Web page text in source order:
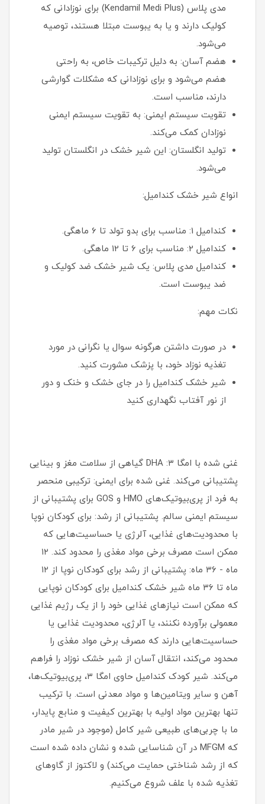
مدی پلاس (Kendamil Medi Plus) برای نوزادانی که
کولیک دارند و یا به یبوست مبتلا هستند، توصیه
می‌شود.
هضم آسان: به دلیل ترکیبات خاص، به راحتی
هضم می‌شود و برای نوزادانی که مشکلات گوارشی
دارند، مناسب است.
تقویت سیستم ایمنی: به تقویت سیستم ایمنی
نوزادان کمک می‌کند.
تولید انگلستان: این شیر خشک در انگلستان تولید
می‌شود.
انواع شیر خشک کندامیل:
کندامیل 1: مناسب برای بدو تولد تا 6 ماهگی.
کندامیل 2: مناسب برای 6 تا 12 ماهگی.
کندامیل مدی پلاس: یک شیر خشک ضد کولیک و
ضد یبوست است.
نکات مهم:
در صورت داشتن هرگونه سوال یا نگرانی در مورد
تغذیه نوزاد خود، با پزشک مشورت کنید.
شیر خشک کندامیل را در جای خشک و خنک و دور
از نور آفتاب نگهداری کنید
غنی شده با امگا ۳: DHA گیاهی از سلامت مغز و بینایی
پشتیبانی می‌کند. غنی شده برای ایمنی: ترکیبی منحصر
به فرد از پری‌بیوتیک‌های HMO و GOS برای پشتیبانی از
سیستم ایمنی سالم. پشتیبانی از رشد: برای کودکان نوپا
با محدودیت‌های غذایی، آلرژی یا حساسیت‌هایی که
ممکن است مصرف برخی مواد مغذی را محدود کند. ۱۲
ماه - ۳۶ ماه: پشتیبانی از رشد برای کودکان نوپا از ۱۲
ماه تا ۳۶ ماه شیر خشک کندامیل برای کودکان نوپایی
که ممکن است نیازهای غذایی خود را از یک رژیم غذایی
معمولی برآورده نکنند، یا آلرژی، محدودیت غذایی یا
حساسیت‌هایی دارند که مصرف برخی مواد مغذی را
محدود می‌کند، انتقال آسان از شیر خشک نوزاد را فراهم
می‌کند. شیر کودک کندامیل حاوی امگا ۳، پری‌بیوتیک‌ها،
آهن و سایر ویتامین‌ها و مواد معدنی است. با ترکیب
تنها بهترین مواد اولیه با بهترین کیفیت و منابع پایدار،
ما با چربی‌های طبیعی شیر کامل (موجود در شیر مادر
که MFGM در آن شناسایی شده و نشان داده شده است
که از رشد شناختی حمایت می‌کند) و لاکتوز از گاوهای
تغذیه شده با علف شروع می‌کنیم.